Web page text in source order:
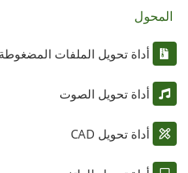
المحول
أداة تحويل الملفات المضغوطة
أداة تحويل الصوت
أداة تحويل CAD